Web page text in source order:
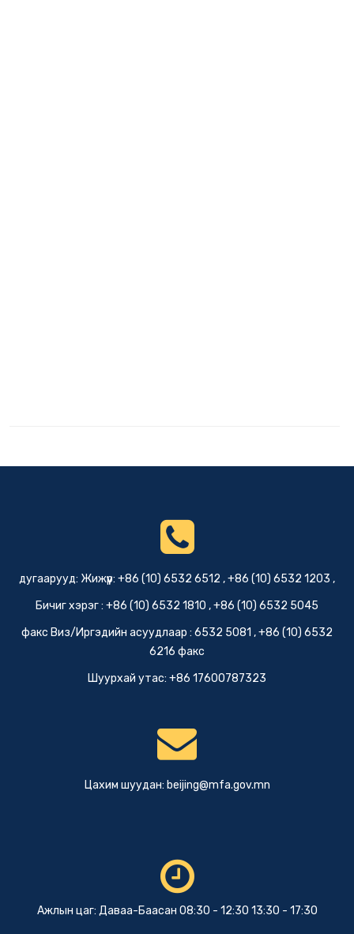
дугаарууд: Жижүүр: +86 (10) 6532 6512 , +86 (10) 6532 1203 ,
Бичиг хэрэг : +86 (10) 6532 1810 , +86 (10) 6532 5045
факс Виз/Иргэдийн асуудлаар : 6532 5081 , +86 (10) 6532
6216 факс
Шуурхай утас: +86 17600787323
Цахим шуудан: beijing@mfa.gov.mn
Ажлын цаг: Даваа-Баасан 08:30 - 12:30 13:30 - 17:30